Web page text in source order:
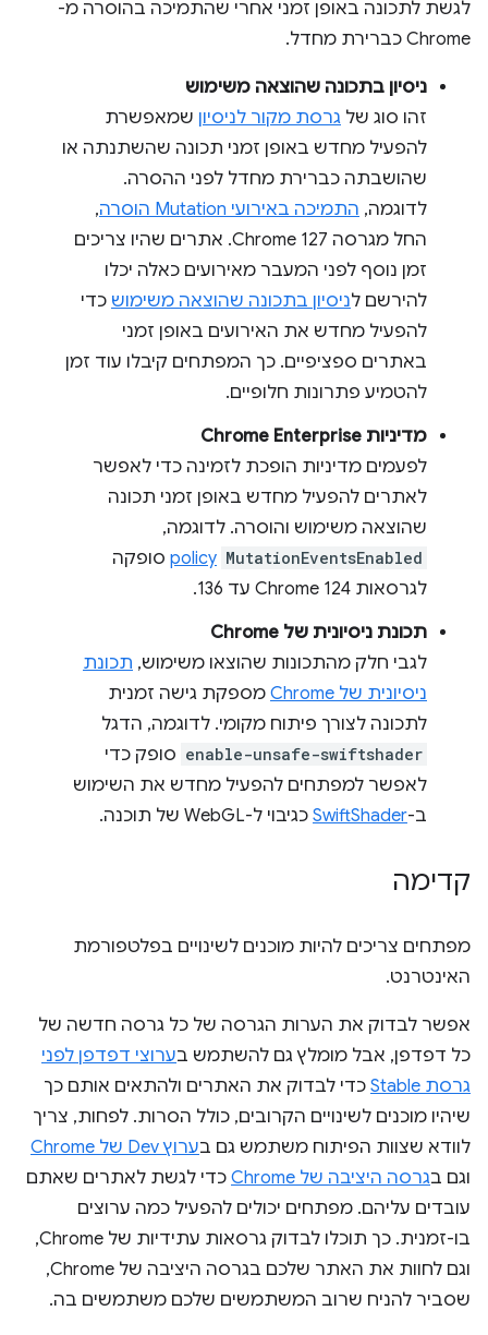
לגשת לתכונה באופן זמני אחרי שהתמיכה בהוסרה מ-
Chrome כברירת מחדל.
ניסיון בתכונה שהוצאה משימוש
זהו סוג של גרסת מקור לניסיון שמאפשרת
להפעיל מחדש באופן זמני תכונה שהשתנתה או
שהושבתה כברירת מחדל לפני ההסרה.
לדוגמה, התמיכה באירועי Mutation הוסרה
,
החל מגרסה Chrome 127. אתרים שהיו צריכים
זמן נוסף לפני המעבר מאירועים כאלה יכלו
להירשם לניסיון בתכונה שהוצאה משימוש כדי
להפעיל מחדש את האירועים באופן זמני
באתרים ספציפיים. כך המפתחים קיבלו עוד זמן
להטמיע פתרונות חלופיים.
מדיניות Chrome Enterprise
לפעמים מדיניות הופכת לזמינה כדי לאפשר
לאתרים להפעיל מחדש באופן זמני תכונה
שהוצאה משימוש והוסרה. לדוגמה,
MutationEventsEnabled
policy סופקה
לגרסאות Chrome 124 עד 136.
תכונת ניסיונית של Chrome
לגבי חלק מהתכונות שהוצאו משימוש, תכונת
ניסיונית של Chrome
מספקת גישה זמנית
לתכונה לצורך פיתוח מקומי. לדוגמה, הדגל
enable-unsafe-swiftshader סופק כדי
לאפשר למפתחים להפעיל מחדש את השימוש
ב-SwiftShader כגיבוי ל-WebGL של תוכנה.
קדימה
מפתחים צריכים להיות מוכנים לשינויים בפלטפורמת
האינטרנט.
אפשר לבדוק את הערות הגרסה של כל גרסה חדשה של
כל דפדפן, אבל מומלץ גם להשתמש בערוצי דפדפן לפני
גרסת Stable
כדי לבדוק את האתרים ולהתאים אותם כך
שיהיו מוכנים לשינויים הקרובים, כולל הסרות. לפחות, צריך
לוודא שצוות הפיתוח משתמש גם בערוץ Dev של Chrome
וגם בגרסה היציבה של Chrome
כדי לגשת לאתרים שאתם
עובדים עליהם. מפתחים יכולים להפעיל כמה ערוצים
בו-זמנית. כך תוכלו לבדוק גרסאות עתידיות של Chrome,
וגם לחוות את האתר שלכם בגרסה היציבה של Chrome,
שסביר להניח שרוב המשתמשים שלכם משתמשים בה.